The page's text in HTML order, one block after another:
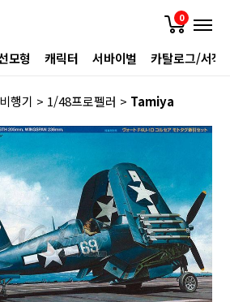
0
모형 캐릭터 서바이벌 카탈로그/서적
비행기 > 1/48프로펠러 > Tamiya